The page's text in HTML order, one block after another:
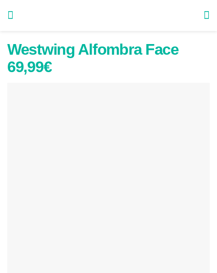
Westwing Alfombra Face
69,99€